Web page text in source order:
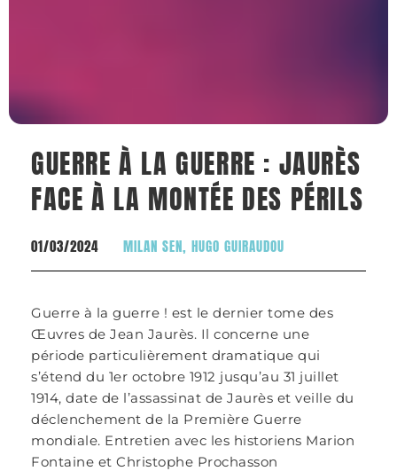
GUERRE À LA GUERRE : JAURÈS
FACE À LA MONTÉE DES PÉRILS
01/03/2024 MILAN SEN, HUGO GUIRAUDOU
Guerre à la guerre ! est le dernier tome des
Œuvres de Jean Jaurès. Il concerne une
période particulièrement dramatique qui
s’étend du 1er octobre 1912 jusqu’au 31 juillet
1914, date de l’assassinat de Jaurès et veille du
déclenchement de la Première Guerre
mondiale. Entretien avec les historiens Marion
Fontaine et Christophe Prochasson